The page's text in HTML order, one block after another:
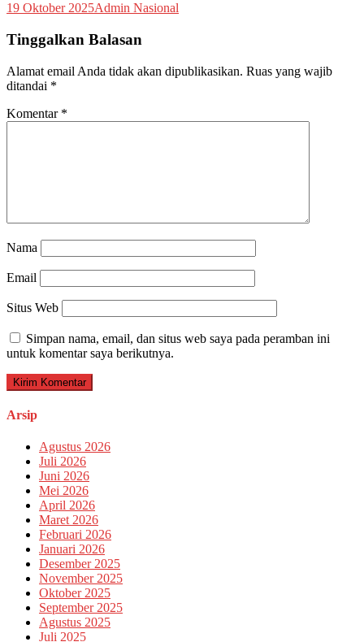
19 Oktober 2025Admin Nasional
Tinggalkan Balasan
Alamat email Anda tidak akan dipublikasikan. Ruas yang wajib
ditandai *
Komentar *
Nama
Email
Situs Web
Simpan nama, email, dan situs web saya pada peramban ini
untuk komentar saya berikutnya.
Arsip
Agustus 2026
Juli 2026
Juni 2026
Mei 2026
April 2026
Maret 2026
Februari 2026
Januari 2026
Desember 2025
November 2025
Oktober 2025
September 2025
Agustus 2025
Juli 2025